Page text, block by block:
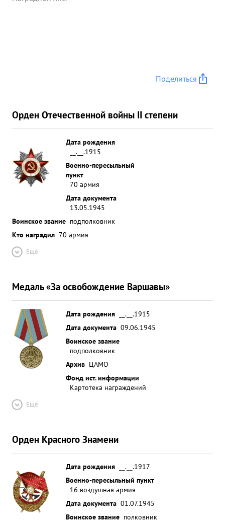
Поделиться
Орден Отечественной войны II степени
Дата рождения
__.__.1915
Военно-пересыльный
пункт
70 армия
Дата документа
13.05.1945
Воинское звание подполковник
Кто наградил 70 армия
Ещё
Медаль «За освобождение Варшавы»
Дата рождения
__.__.1915
Дата документа 09.06.1945
Воинское звание
подполковник
Архив ЦАМО
Фонд ист. информации
Картотека награждений
Ещё
Орден Красного Знамени
Дата рождения
__.__.1917
Военно-пересыльный пункт
16 воздушная армия
Дата документа 01.07.1945
Воинское звание полковник